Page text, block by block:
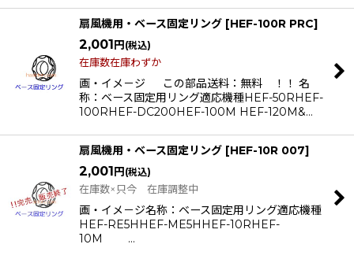
扇風機用・ベース固定リング [HEF-100R PRC]
2,001円 (税込)
在庫数在庫わずか
画・イメ－ジ この部品送料：無料 ！！ 名
称：ベース固定用リング適応機種HEF-50RHEF-
100RHEF-DC200HEF-100M HEF-120M&…
扇風機用・ベース固定リング [HEF-10R 007]
2,001円 (税込)
在庫数×只今 在庫調整中
画・イメ－ジ名称：ベース固定用リング適応機種
HEF-RE5HHEF-ME5HHEF-10RHEF-
10M …